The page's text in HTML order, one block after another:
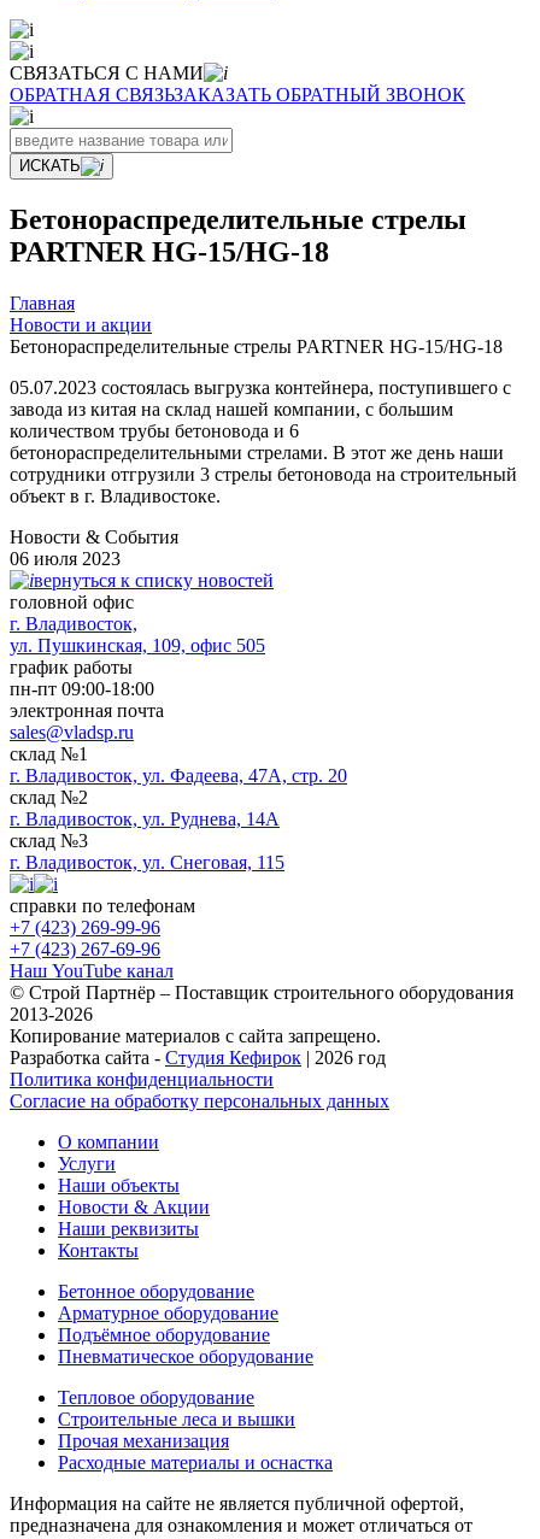
СВЯЗАТЬСЯ С НАМИ
ОБРАТНАЯ СВЯЗЬЗАКАЗАТЬ ОБРАТНЫЙ ЗВОНОК
ИСКАТЬ
Бетонораспределительные стрелы
PARTNER HG-15/HG-18
Главная
Новости и акции
Бетонораспределительные стрелы PARTNER HG-15/HG-18
05.07.2023 состоялась выгрузка контейнера, поступившего с
завода из китая на склад нашей компании, с большим
количеством трубы бетоновода и 6
бетонораспределительными стрелами. В этот же день наши
сотрудники отгрузили 3 стрелы бетоновода на строительный
объект в г. Владивостоке.
Новости & Cобытия
06 июля 2023
вернуться к списку новостей
головной офис
​г. Владивосток,
ул. Пушкинская, 109, офис 505
график работы
пн-пт 09:00-18:00
электронная почта
sales@vladsp.ru
склад №1
г. Владивосток, ул. Фадеева, 47А, стр. 20
склад №2
г. Владивосток, ул. Руднева, 14А
склад №3
г. Владивосток, ул. Снеговая, 115
справки по телефонам
+7 (423) 269-99-96
+7 (423) 267-69-96
Наш YouTube канал
© Строй Партнёр – Поставщик строительного оборудования
2013-2026
Копирование материалов с сайта запрещено.
Разработка сайта - Студия Кефирок | 2026 год
Политика конфиденциальности
Согласие на обработку персональных данных
О компании
Услуги
Наши объекты
Новости & Акции
Наши реквизиты
Контакты
Бетонное оборудование
Арматурное оборудование
Подъёмное оборудование
Пневматическое оборудование
Тепловое оборудование
Строительные леса и вышки
Прочая механизация
Расходные материалы и оснастка
Информация на сайте не является публичной офертой,
предназначена для ознакомления и может отличаться от